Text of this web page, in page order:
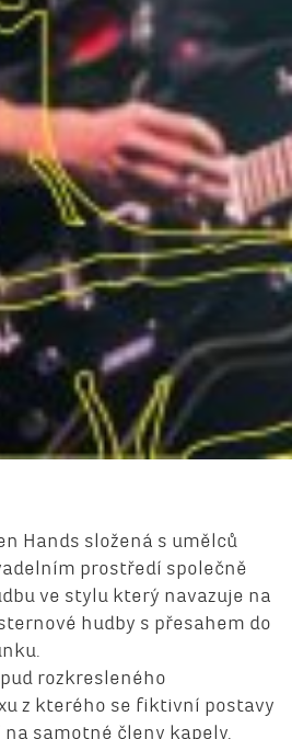
Hands složená s umělců
prostředí společně
ve stylu který navazuje na
hudby s přesahem do
rozkresleného
z kterého se fiktivní postavy
samotné členy kapely.